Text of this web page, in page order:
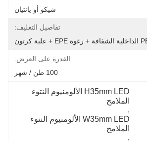
شيكو أو يانتيان
تفاصيل التغليف:
القدرة على العرض:
100 طن / شهر
H35mm LED الألومنيوم النتوء
الملامح
,
W35mm LED الألومنيوم النتوء
الملامح
,